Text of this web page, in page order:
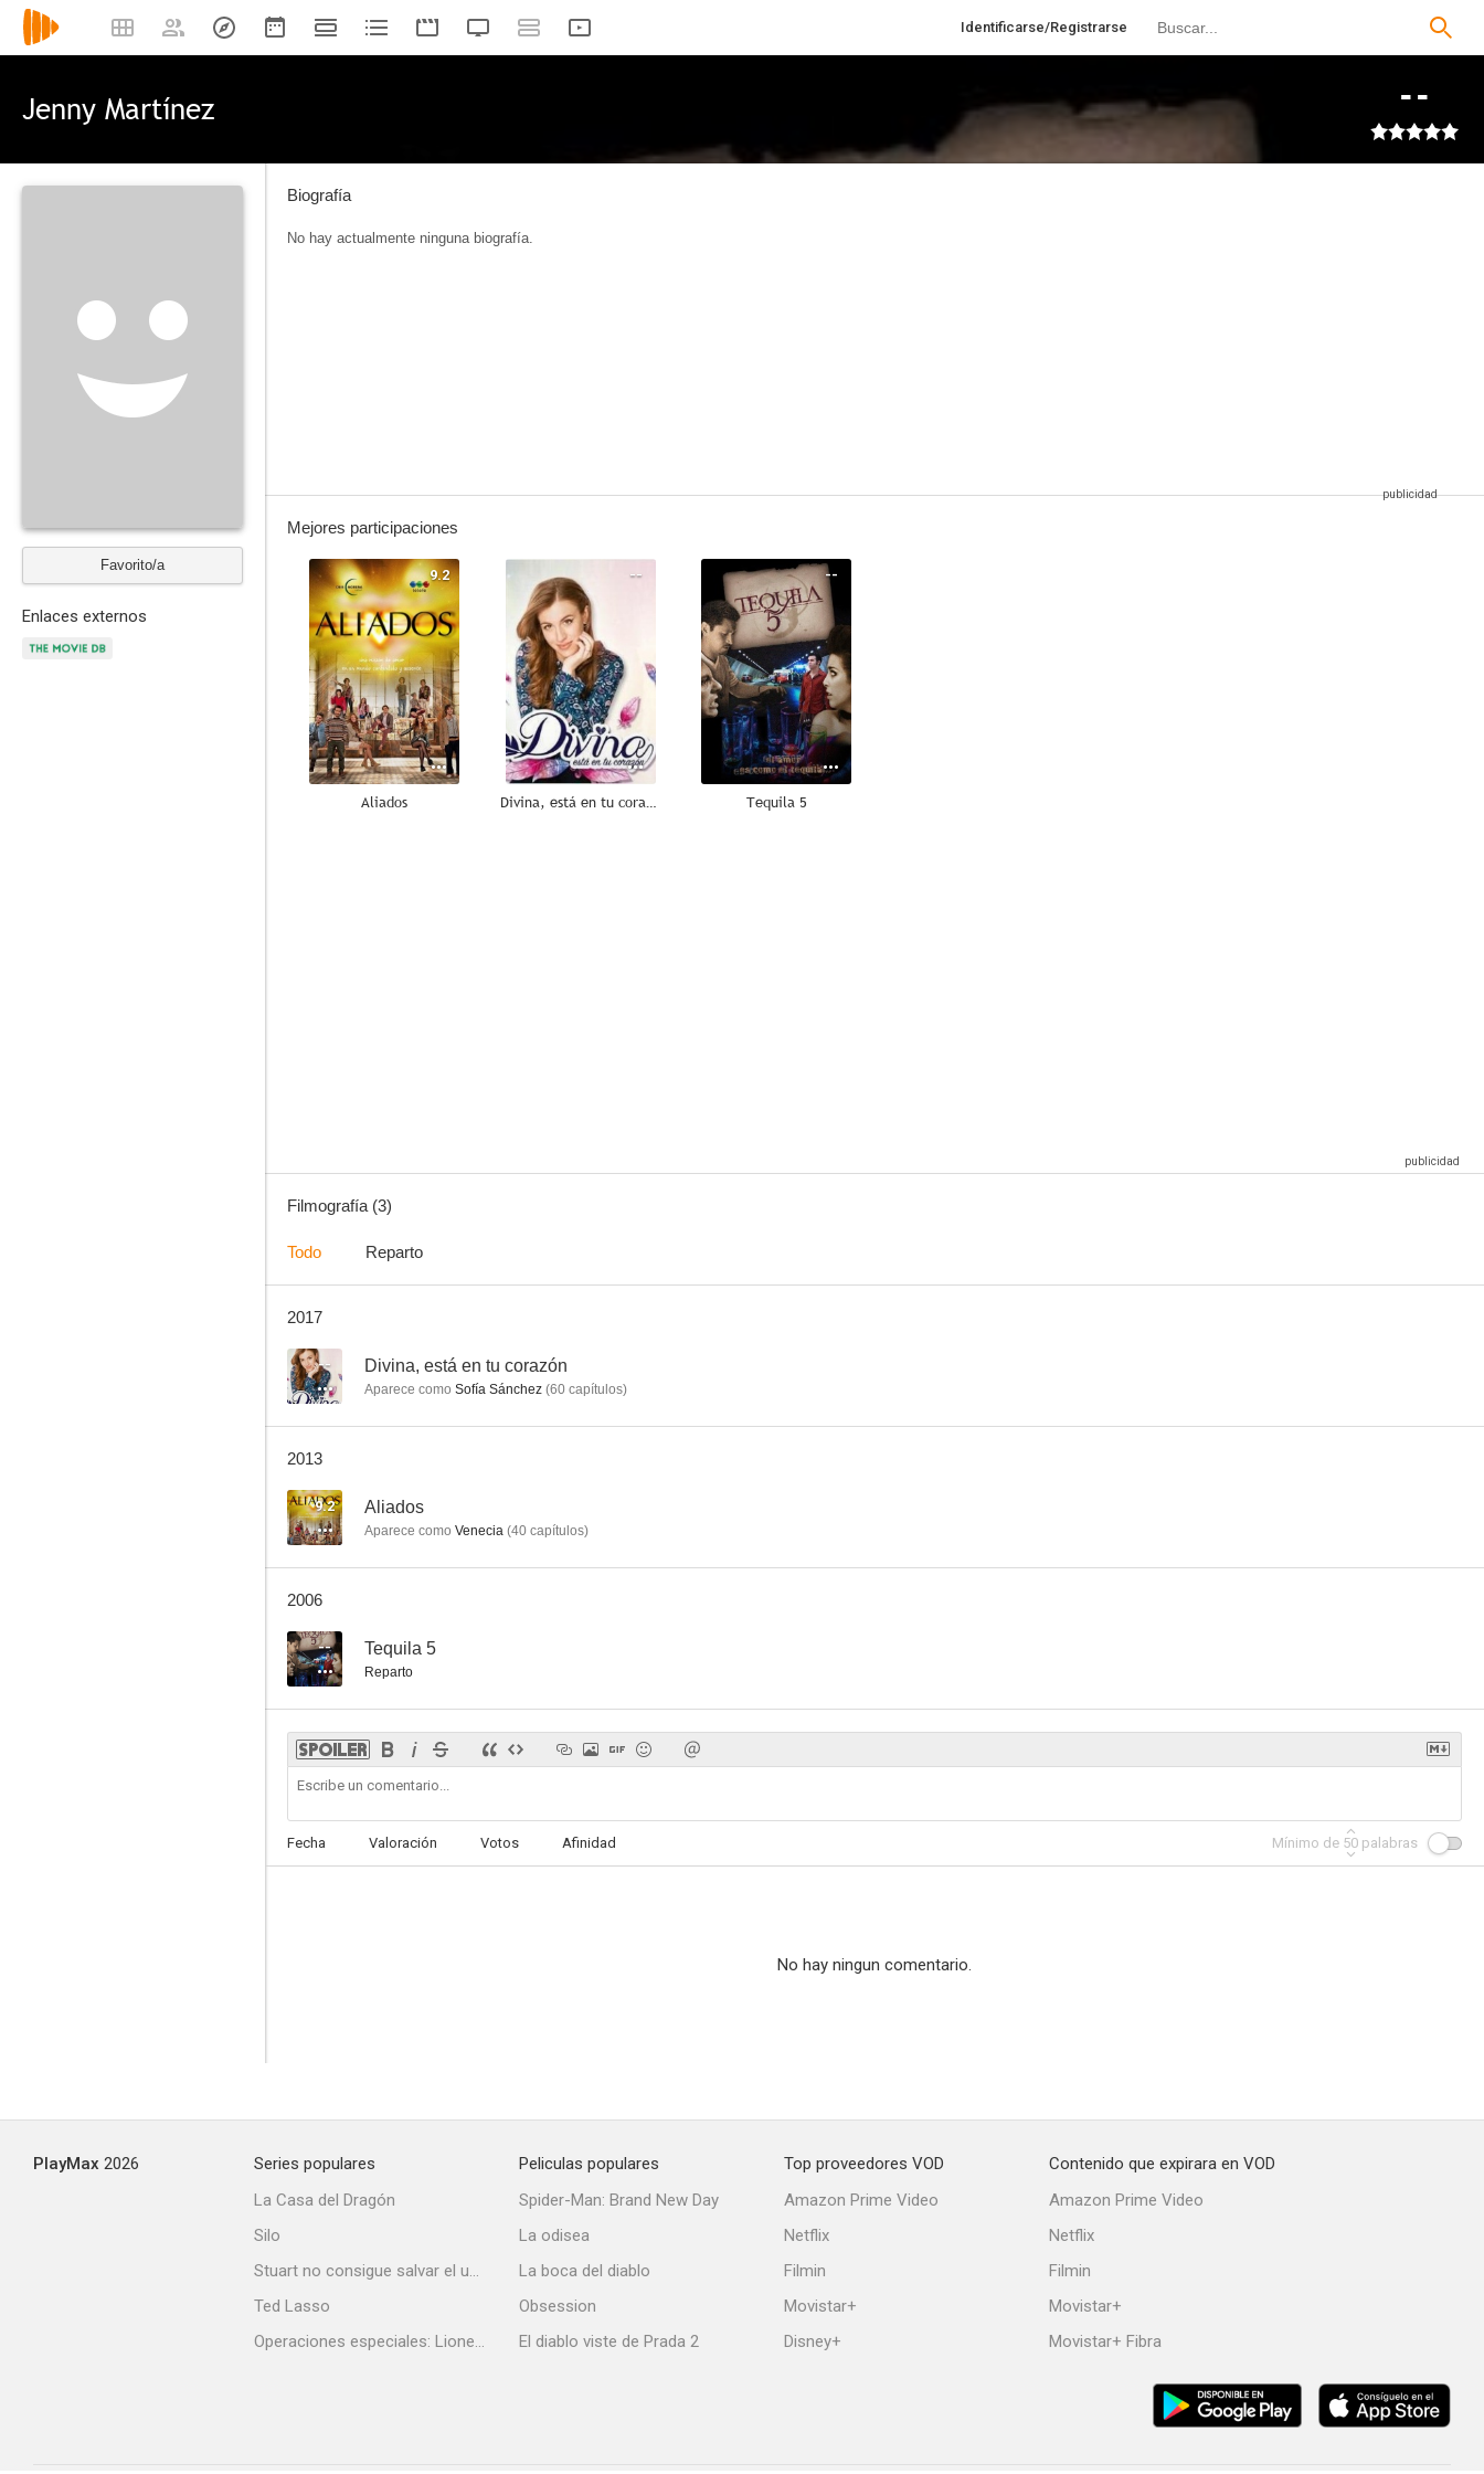
Identificarse/Registrarse
Jenny Martínez --
Favorito/a
Enlaces externos
Biografía
No hay actualmente ninguna biografía.
Mejores participaciones
9.2
Aliados
--
Divina, está en tu corazón
--
Tequila 5
Filmografía (3)
Todo Reparto
2017
-- Divina, está en tu corazón
Aparece como Sofía Sánchez (60 capítulos)
2013
9.2 Aliados
Aparece como Venecia (40 capítulos)
2006
-- Tequila 5
Reparto
Fecha Valoración Votos Afinidad Mínimo de 50 palabras
No hay ningun comentario.
PlayMax 2026
Series populares
La Casa del Dragón
Silo
Stuart no consigue salvar el universo
Ted Lasso
Operaciones especiales: Lioness
Peliculas populares
Spider-Man: Brand New Day
La odisea
La boca del diablo
Obsession
El diablo viste de Prada 2
Top proveedores VOD
Amazon Prime Video
Netflix
Filmin
Movistar+
Disney+
Contenido que expirara en VOD
Amazon Prime Video
Netflix
Filmin
Movistar+
Movistar+ Fibra